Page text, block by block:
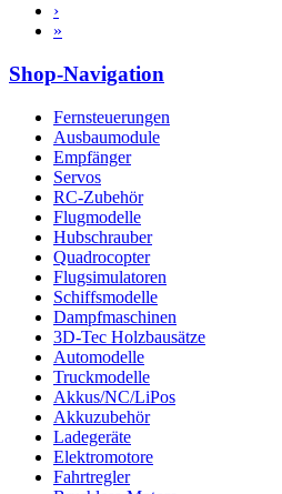
›
»
Shop-Navigation
Fernsteuerungen
Ausbaumodule
Empfänger
Servos
RC-Zubehör
Flugmodelle
Hubschrauber
Quadrocopter
Flugsimulatoren
Schiffsmodelle
Dampfmaschinen
3D-Tec Holzbausätze
Automodelle
Truckmodelle
Akkus/NC/LiPos
Akkuzubehör
Ladegeräte
Elektromotore
Fahrtregler